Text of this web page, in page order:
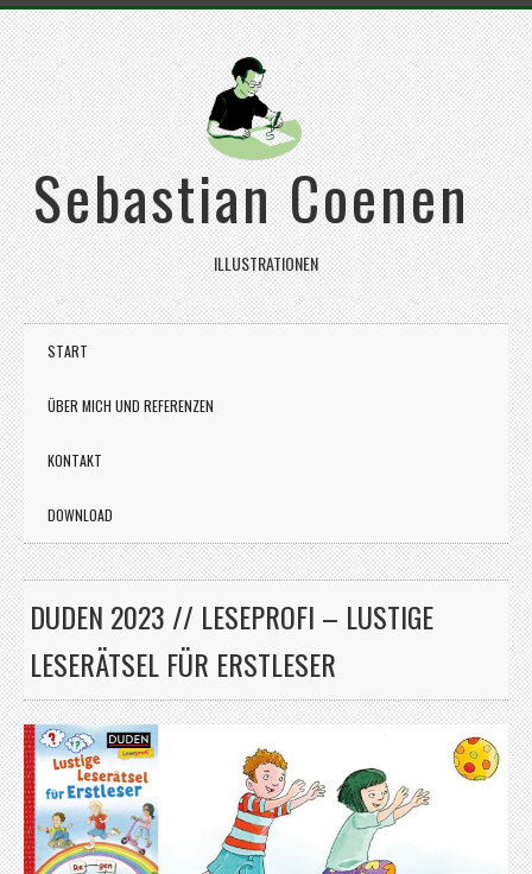
Sebastian Coenen
ILLUSTRATIONEN
START
ÜBER MICH UND REFERENZEN
KONTAKT
DOWNLOAD
DUDEN 2023 // LESEPROFI – LUSTIGE
LESERÄTSEL FÜR ERSTLESER